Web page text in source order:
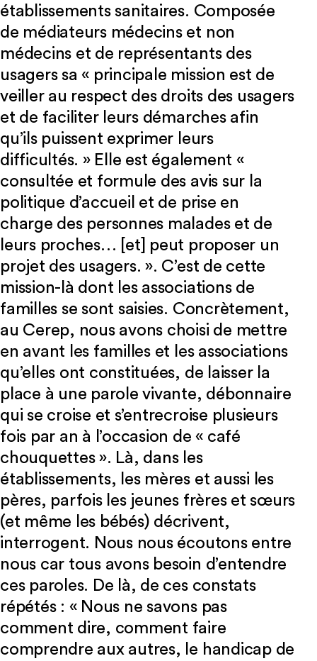
établissements sanitaires. Composée
de médiateurs médecins et non
médecins et de représentants des
usagers sa « principale mission est de
veiller au respect des droits des usagers
et de faciliter leurs démarches afin
qu’ils puissent exprimer leurs
difficultés. » Elle est également «
consultée et formule des avis sur la
politique d’accueil et de prise en
charge des personnes malades et de
leurs proches… [et] peut proposer un
projet des usagers. ». C’est de cette
mission-là dont les associations de
familles se sont saisies. Concrètement,
au Cerep, nous avons choisi de mettre
en avant les familles et les associations
qu’elles ont constituées, de laisser la
place à une parole vivante, débonnaire
qui se croise et s’entrecroise plusieurs
fois par an à l’occasion de « café
chouquettes ». Là, dans les
établissements, les mères et aussi les
pères, parfois les jeunes frères et sœurs
(et même les bébés) décrivent,
interrogent. Nous nous écoutons entre
nous car tous avons besoin d’entendre
ces paroles. De là, de ces constats
répétés : « Nous ne savons pas
comment dire, comment faire
comprendre aux autres, le handicap de